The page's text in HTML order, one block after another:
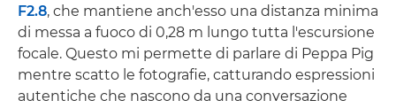
F2.8, che mantiene anch'esso una distanza minima
di messa a fuoco di 0,28 m lungo tutta l'escursione
focale. Questo mi permette di parlare di Peppa Pig
mentre scatto le fotografie, catturando espressioni
autentiche che nascono da una conversazione